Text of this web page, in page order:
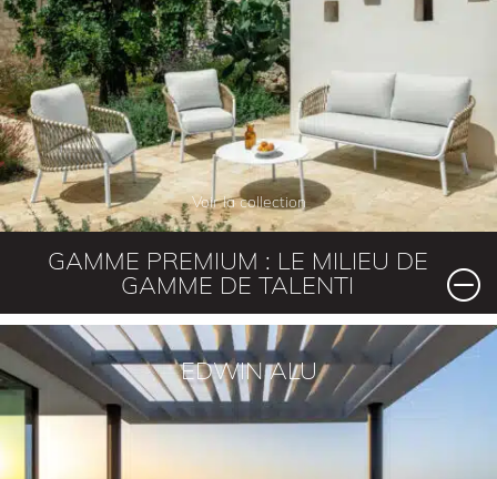
Voir la collection
GAMME PREMIUM : LE MILIEU DE
GAMME DE TALENTI
EDWIN ALU